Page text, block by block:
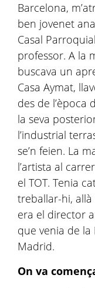
Barcelona,
ben jovenet
Casal
professor. A la
buscava un
Casa Aymat,
des de l’època
la seva
l’industrial
se’n feien. La
l’artista al
el TOT. Tenia
treballar-hi,
era el director
que venia de la
Madrid.
On va